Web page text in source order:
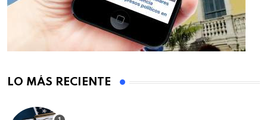
LO MÁS RECIENTE